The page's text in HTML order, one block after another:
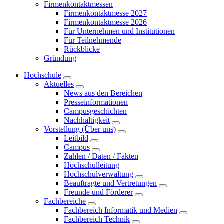
Firmenkontaktmessen
Firmenkontaktmesse 2027
Firmenkontaktmesse 2026
Für Unternehmen und Institutionen
Für Teilnehmende
Rückblicke
Gründung
Hochschule
Aktuelles
News aus den Bereichen
Presseinformationen
Campusgeschichten
Nachhaltigkeit
Vorstellung (Über uns)
Leitbild
Campus
Zahlen / Daten / Fakten
Hochschulleitung
Hochschulverwaltung
Beauftragte und Vertretungen
Freunde und Förderer
Fachbereiche
Fachbereich Informatik und Medien
Fachbereich Technik